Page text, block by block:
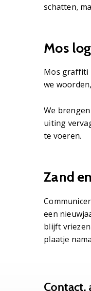
schatten,
Mos
Mos graffiti
we
We
uiting
te voeren.
Zand
een
blijft
plaatje
Contact,